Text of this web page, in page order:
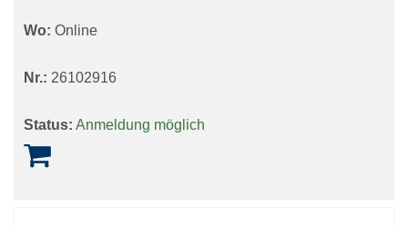
Wo: Online
Nr.: 26102916
Status: Anmeldung möglich